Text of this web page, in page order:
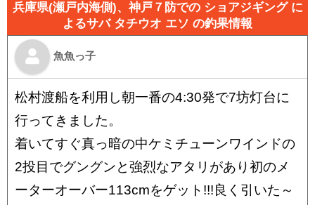
兵庫県(瀬戸内海側)、神戸７防での ショアジギング に
よるサバ タチウオ エソ の釣果情報
魚魚っ子
松村渡船を利用し朝一番の4:30発で7坊灯台に
行ってきました。
着いてすぐ真っ暗の中ケミチューンワインドの
2投目でグングンと強烈なアタリがあり初のメ
ーターオーバー113cmをゲット!!!良く引いた～